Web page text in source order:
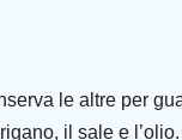
le altre per
il sale e l’olio.